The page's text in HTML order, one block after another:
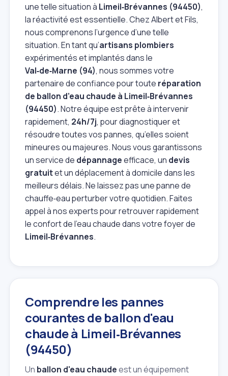
une telle situation à Limeil‑Brévannes (94450),
la réactivité est essentielle. Chez Albert et Fils,
nous comprenons l’urgence d’une telle
situation. En tant qu’artisans plombiers
expérimentés et implantés dans le
Val‑de‑Marne (94), nous sommes votre
partenaire de confiance pour toute réparation
de ballon d’eau chaude à Limeil‑Brévannes
(94450). Notre équipe est prête à intervenir
rapidement, 24h/7j, pour diagnostiquer et
résoudre toutes vos pannes, qu’elles soient
mineures ou majeures. Nous vous garantissons
un service de dépannageefficace, un devis
gratuitet un déplacement à domicile dans les
meilleurs délais. Ne laissez pas une panne de
chauffe‑eau perturber votre quotidien. Faites
appel à nos experts pour retrouver rapidement
le confort de l’eau chaude dans votre foyer de
Limeil‑Brévannes.
Comprendre les pannes
courantes de ballon d'eau
chaude à Limeil‑Brévannes
(94450)
Un ballon d'eau chaudeest un équipement